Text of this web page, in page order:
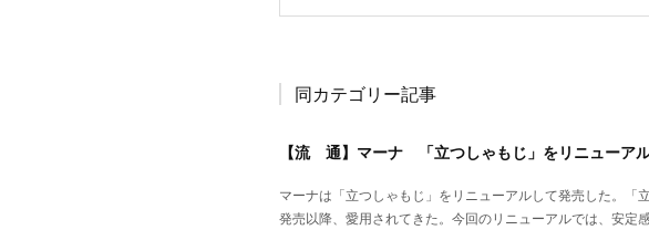
同カテゴリー記事
【流 通】マーナ 「立つしゃもじ」をリニューア
マーナは「立つしゃもじ」をリニューアルして発売した。
発売以降、愛用されてきた。今回のリニューアルでは、安